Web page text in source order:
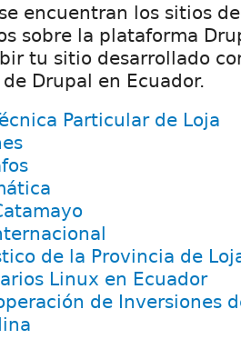
encuentran los sitios
sobre la plataforma
tu sitio desarrollado
Drupal en Ecuador.
Particular de Loja
de la Provincia de
Linux en Ecuador
de Inversiones